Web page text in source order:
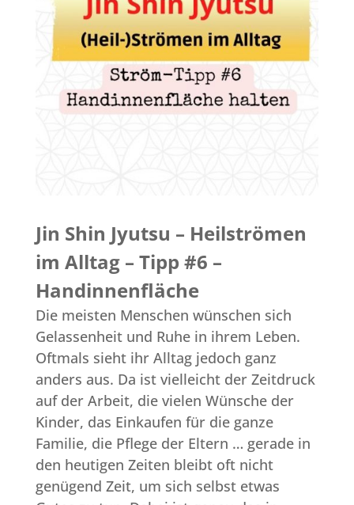
Jin Shin Jyutsu – Heilströmen
im Alltag – Tipp #6 –
Handinnenfläche
Die meisten Menschen wünschen sich
Gelassenheit und Ruhe in ihrem Leben.
Oftmals sieht ihr Alltag jedoch ganz
anders aus. Da ist vielleicht der Zeitdruck
auf der Arbeit, die vielen Wünsche der
Kinder, das Einkaufen für die ganze
Familie, die Pflege der Eltern … gerade in
den heutigen Zeiten bleibt oft nicht
genügend Zeit, um sich selbst etwas